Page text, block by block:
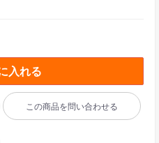
入れる
この商品を問い合わせる